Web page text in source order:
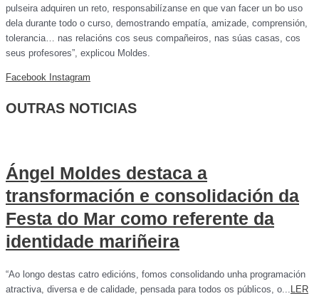
pulseira adquiren un reto, responsabilízanse en que van facer un bo uso
dela durante todo o curso, demostrando empatía, amizade, comprensión,
tolerancia… nas relacións cos seus compañeiros, nas súas casas, cos
seus profesores”, explicou Moldes.
Facebook Instagram
OUTRAS NOTICIAS
Ángel Moldes destaca a
transformación e consolidación da
Festa do Mar como referente da
identidade mariñeira
“Ao longo destas catro edicións, fomos consolidando unha programación
atractiva, diversa e de calidade, pensada para todos os públicos, o... LER